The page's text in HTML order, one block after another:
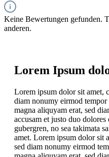
Keine Bewertungen gefunden.
anderen.
Lorem Ipsum
Lorem ipsum dolor sit amet,
diam nonumy eirmod
magna aliquyam erat, sed
accusam et justo duo dolores
gubergren, no sea takimata
amet. Lorem ipsum dolor sit
sed diam nonumy eirmod